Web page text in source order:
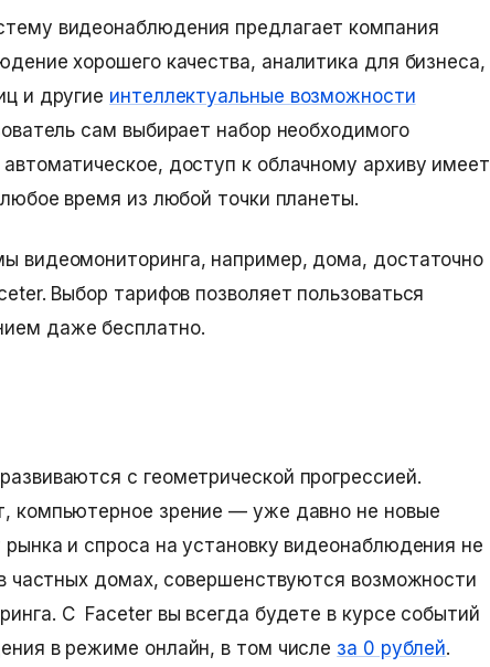
видеонаблюдения предлагает компания
хорошего качества, аналитика для бизнеса,
и другие интеллектуальные возможности
сам выбирает набор необходимого
доступ к облачному архиву имеет
время из любой точки планеты.
видеомониторинга, например, дома, достаточно
Выбор тарифов позволяет пользоваться
даже бесплатно.
с геометрической прогрессией.
компьютерное зрение — уже давно не новые
рынка и спроса на установку видеонаблюдения не
частных домах, совершенствуются возможности
С Faceter вы всегда будете в курсе событий
в режиме онлайн, в том числе за 0 рублей.